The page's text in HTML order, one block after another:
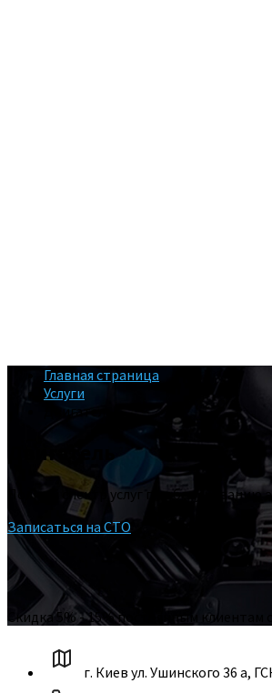
Главная страница
Услуги
Двигатель
Двигатель
Полный спектр услуг по
Записаться на СТО
Cкидка 5% - 15% постоянным
г. Киев ул. Ушинского 36 а,